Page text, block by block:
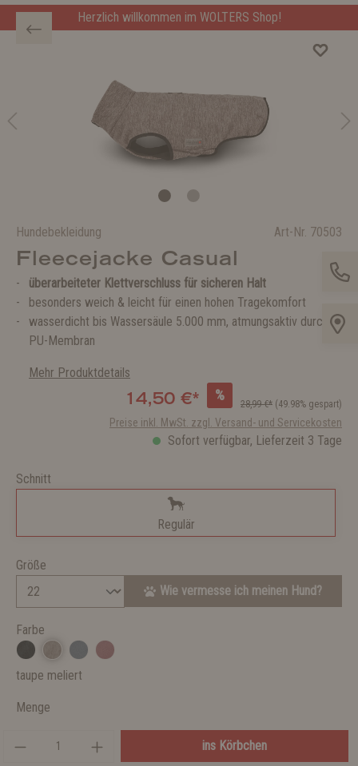
Herzlich willkommen im WOLTERS Shop!
Hundebekleidung Art-Nr. 70503
Fleecejacke Casual
überarbeiteter Klettverschluss für sicheren Halt
besonders weich & leicht für einen hohen Tragekomfort
wasserdicht bis Wassersäule 5.000 mm, atmungsaktiv durch
PU-Membran
Mehr Produktdetails
14,50 €* %
28,99 €* (49.98% gespart)
Preise inkl. MwSt. zzgl. Versand- und Servicekosten
Sofort verfügbar, Lieferzeit 3 Tage
Schnitt
Regulär
Größe
Wie vermesse ich meinen Hund?
Farbe
taupe meliert
Menge
ins Körbchen